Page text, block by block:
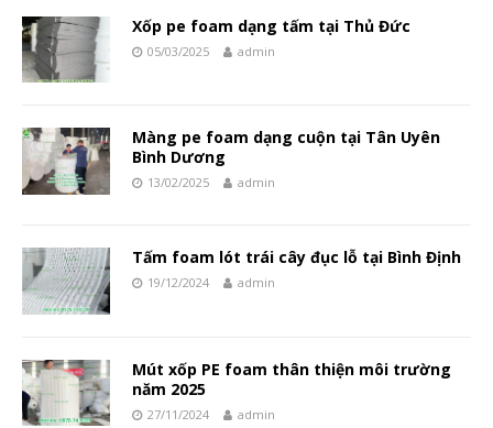
Xốp pe foam dạng tấm tại Thủ Đức
05/03/2025 admin
Màng pe foam dạng cuộn tại Tân Uyên
Bình Dương
13/02/2025 admin
Tấm foam lót trái cây đục lỗ tại Bình Định
19/12/2024 admin
Mút xốp PE foam thân thiện môi trường
năm 2025
27/11/2024 admin